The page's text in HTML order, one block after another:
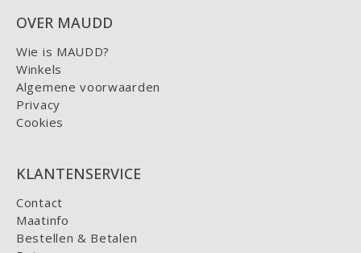
OVER MAUDD
Wie is MAUDD?
Winkels
Algemene voorwaarden
Privacy
Cookies
KLANTENSERVICE
Contact
Maatinfo
Bestellen & Betalen